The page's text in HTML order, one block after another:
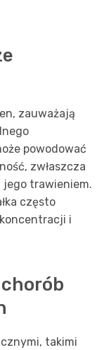
zauważają
powodować
zwłaszcza
jego trawieniem.
często
i
takimi